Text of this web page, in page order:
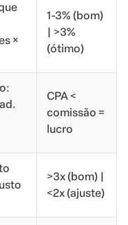
×
1-3% (bom)
| >3%
(ótimo)
CPA <
comissão =
lucro
>3x (bom) |
<2x (ajuste)